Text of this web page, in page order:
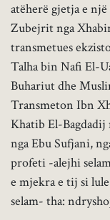
atëherë gjetja e
Zubejrit nga
transmetues
Talha bin Nafi El-
Buhariut dhe
Transmeton Ibn
Khatib El-
nga Ebu Sufjani,
profeti -alejhi
e mjekra e tij si
selam- tha: